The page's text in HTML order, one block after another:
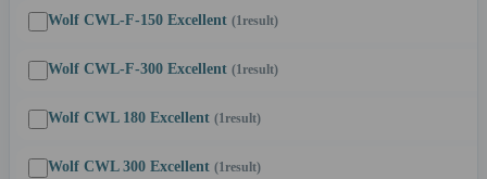
Wolf CWL-F-150 Excellent (1result)
Wolf CWL-F-300 Excellent (1result)
Wolf CWL 180 Excellent (1result)
Wolf CWL 300 Excellent (1result)